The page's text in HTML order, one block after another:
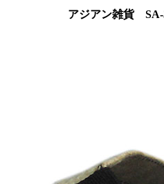
アジアン雑貨